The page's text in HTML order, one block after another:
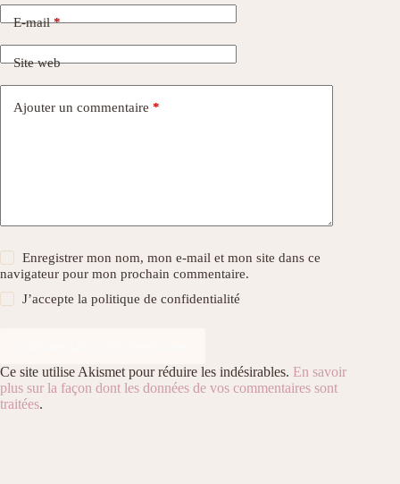
E-mail*
Site web
Ajouter un commentaire *
Enregistrer mon nom, mon e-mail et mon site dans ce
navigateur pour mon prochain commentaire.
J’accepte lapolitique de confidentialité
Ce site utilise Akismet pour réduire les indésirables. En savoir
plus sur la façon dont les données de vos commentaires sont
traitées.